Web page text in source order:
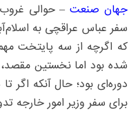
جهان صنعت – حوالی
سفر عباس عراقچی به
که اگرچه از سه پایتخت
شده بود اما نخستین
دوره‌ای بود؛ حال آنکه اگر
برای سفر وزیر امور خارجه